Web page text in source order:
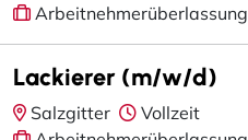
Arbeitnehmerüberlassung
Lackierer (m/w/d)
Salzgitter
Vollzeit